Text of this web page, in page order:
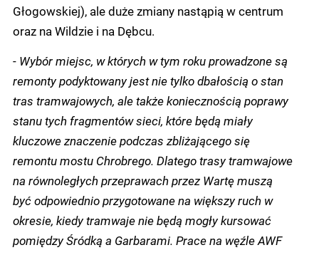
Głogowskiej), ale duże zmiany nastąpią w centrum
oraz na Wildzie i na Dębcu.
- Wybór miejsc, w których w tym roku prowadzone są
remonty podyktowany jest nie tylko dbałością o stan
tras tramwajowych, ale także koniecznością poprawy
stanu tych fragmentów sieci, które będą miały
kluczowe znaczenie podczas zbliżającego się
remontu mostu Chrobrego. Dlatego trasy tramwajowe
na równoległych przeprawach przez Wartę muszą
być odpowiednio przygotowane na większy ruch w
okresie, kiedy tramwaje nie będą mogły kursować
pomiędzy Śródką a Garbarami. Prace na węźle AWF